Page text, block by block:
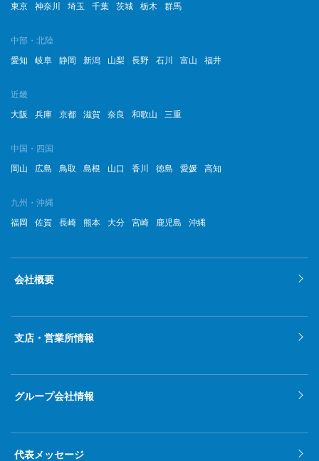
2022年8月
2022年6月
2022年5月
2022年4月
2022年3月
2022年1月
東京
神奈川 埼玉 千葉 茨城 栃木 群馬
中部・北陸
愛知
岐阜 静岡 新潟 山梨 長野 石川 富山 福井
近畿
大阪
兵庫 京都 滋賀 奈良 和歌山 三重
中国・四国
岡山
広島 鳥取 島根 山口 香川 徳島 愛媛 高知
九州・沖縄
福岡
佐賀 長崎 熊本 大分 宮崎 鹿児島 沖縄
会社概要
支店・営業所情報
グループ会社情報
代表メッセージ